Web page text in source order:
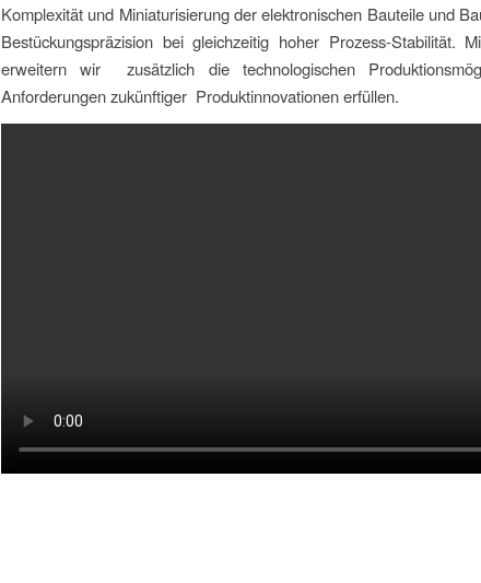
Komplexität und Miniaturisierung der elektronischen Bauteile und
Bestückungspräzision bei gleichzeitig hoher Prozess-Stabilität.
erweitern wir zusätzlich die technologischen
Anforderungen zukünftiger Produktinnovationen erfüllen.